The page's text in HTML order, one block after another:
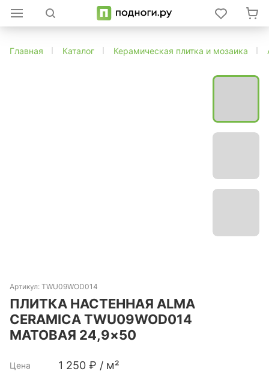
Главная Каталог Керамическая плитка и мозаика
Артикул: TWU09WOD014
ПЛИТКА НАСТЕННАЯ ALMA
CERAMICA TWU09WOD014
МАТОВАЯ 24,9×50
Цена 1 250 ₽ / м²